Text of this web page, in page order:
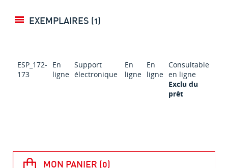
EXEMPLAIRES (1)
ESP_172-
173
En
ligne
Support
électronique
En
ligne
En
ligne
Consultable
en ligne
Exclu du
prêt